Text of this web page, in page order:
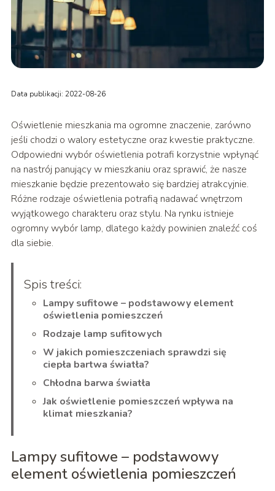
Data publikacji: 2022-08-26
Oświetlenie mieszkania ma ogromne znaczenie, zarówno
jeśli chodzi o walory estetyczne oraz kwestie praktyczne.
Odpowiedni wybór oświetlenia potrafi korzystnie wpłynąć
na nastrój panujący w mieszkaniu oraz sprawić, że nasze
mieszkanie będzie prezentowało się bardziej atrakcyjnie.
Różne rodzaje oświetlenia potrafią nadawać wnętrzom
wyjątkowego charakteru oraz stylu. Na rynku istnieje
ogromny wybór lamp, dlatego każdy powinien znaleźć coś
dla siebie.
Spis treści:
Lampy sufitowe – podstawowy element
oświetlenia pomieszczeń
Rodzaje lamp sufitowych
W jakich pomieszczeniach sprawdzi się
ciepła bartwa światła?
Chłodna barwa światła
Jak oświetlenie pomieszczeń wpływa na
klimat mieszkania?
Lampy sufitowe – podstawowy
element oświetlenia pomieszczeń